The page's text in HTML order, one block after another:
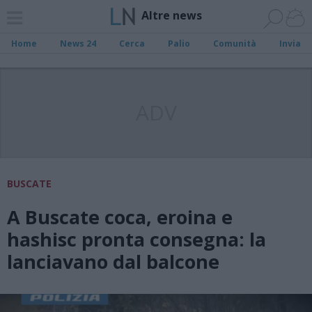
Altre news
Home News 24 Cerca Palio Comunità Invia
BUSCATE
A Buscate coca, eroina e
hashisc pronta consegna: la
lanciavano dal balcone